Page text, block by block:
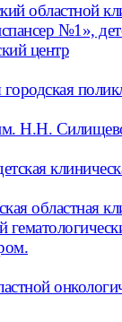
областной
№1»,
центр
Н.Н.
областная